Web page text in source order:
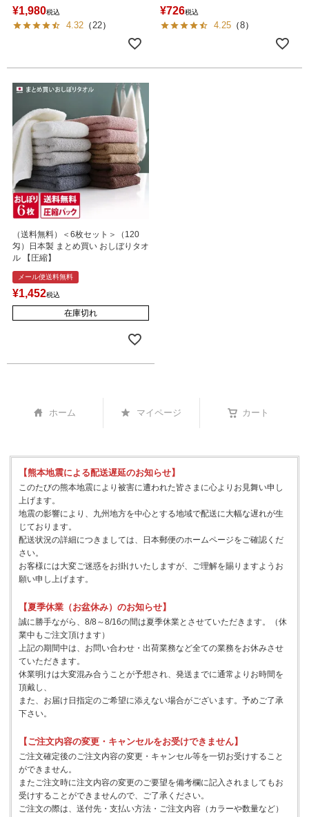
¥1,980税込
4.32 （22）
¥726税込
4.25 （8）
（送料無料）＜6枚セット＞（120
匁）日本製 まとめ買い おしぼりタオ
ル 【圧縮】
メール便送料無料
¥1,452税込
在庫切れ
ホーム マイページ カート
【熊本地震による配送遅延のお知らせ】
このたびの熊本地震により被害に遭われた皆さまに心よりお見舞い申し
上げます。
地震の影響により、九州地方を中心とする地域で配送に大幅な遅れが生
じております。
配送状況の詳細につきましては、日本郵便のホームページをご確認くだ
さい。
お客様には大変ご迷惑をお掛けいたしますが、ご理解を賜りますようお
願い申し上げます。
【夏季休業（お盆休み）のお知らせ】
誠に勝手ながら、8/8～8/16の間は夏季休業とさせていただきます。（休
業中もご注文頂けます）
上記の期間中は、お問い合わせ・出荷業務など全ての業務をお休みさせ
ていただきます。
休業明けは大変混み合うことが予想され、発送までに通常よりお時間を
頂戴し、
また、お届け日指定のご希望に添えない場合がございます。予めご了承
下さい。
【ご注文内容の変更・キャンセルをお受けできません】
ご注文確定後のご注文内容の変更・キャンセル等を一切お受けすること
ができません。
またご注文時に注文内容の変更のご要望を備考欄に記入されましてもお
受けすることができませんので、ご了承ください。
ご注文の際は、送付先・支払い方法・ご注文内容（カラーや数量など）